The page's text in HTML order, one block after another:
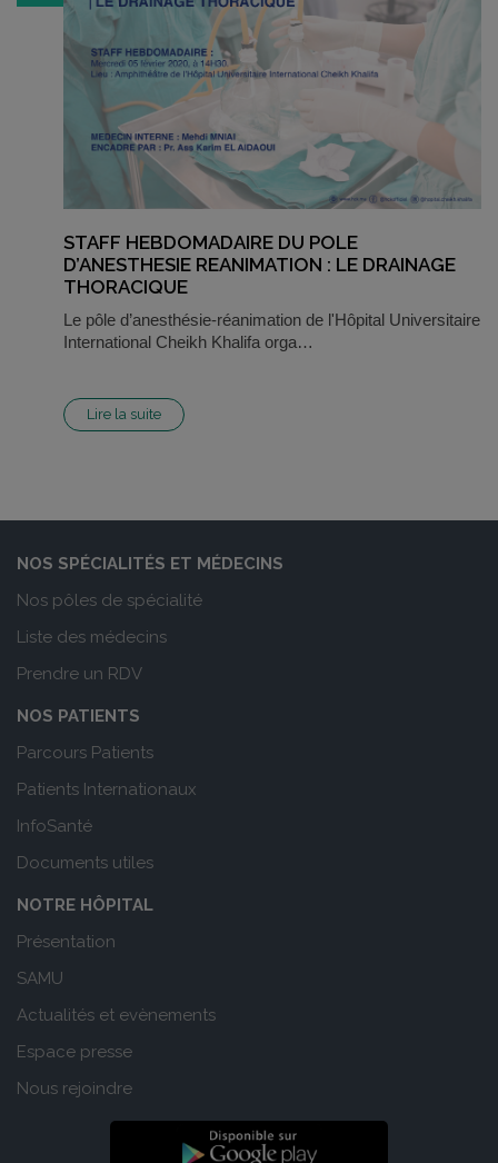
STAFF HEBDOMADAIRE DU POLE
D’ANESTHESIE REANIMATION : LE DRAINAGE
THORACIQUE
Le pôle d’anesthésie-réanimation de l'Hôpital Universitaire
International Cheikh Khalifa orga…
Lire la suite
NOS SPÉCIALITÉS ET MÉDECINS
Nos pôles de spécialité
Liste des médecins
Prendre un RDV
NOS PATIENTS
Parcours Patients
Patients Internationaux
InfoSanté
Documents utiles
NOTRE HÔPITAL
Présentation
SAMU
Actualités et evènements
Espace presse
Nous rejoindre